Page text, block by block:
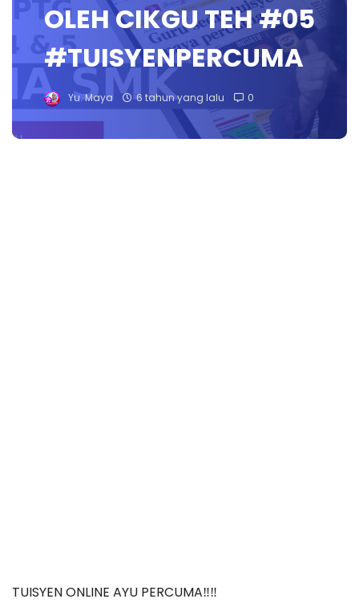
OLEH CIKGU TEH #05
#TUISYENPERCUMA
Yu. Maya 6 tahun yang lalu 0
TUISYEN ONLINE AYU PERCUMA‼️‼️